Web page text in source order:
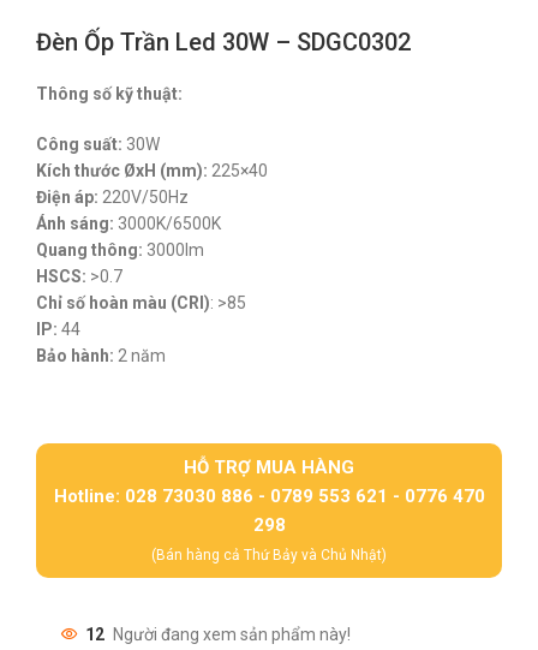
Đèn Ốp Trần Led 30W – SDGC0302
Thông số kỹ thuật:
Công suất: 30W
Kích thước ØxH (mm): 225×40
Điện áp: 220V/50Hz
Ánh sáng: 3000K/6500K
Quang thông: 3000lm
HSCS: >0.7
Chỉ số hoàn màu (CRI): >85
IP: 44
Bảo hành: 2 năm
HỖ TRỢ MUA HÀNG
Hotline: 028 73030 886 - 0789 553 621 - 0776 470
298
(Bán hàng cả Thứ Bảy và Chủ Nhật)
12 Người đang xem sản phẩm này!